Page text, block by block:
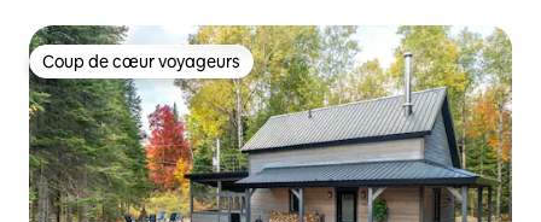
Coup de cœur voyageurs
Coup de cœur voyageurs